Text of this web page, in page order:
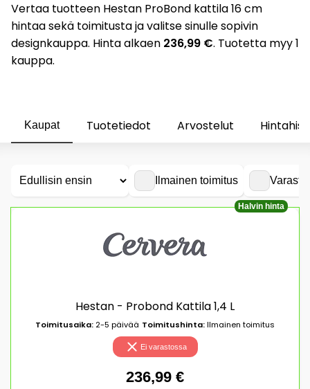
Vertaa tuotteen Hestan ProBond kattila 16 cm
hintaa sekä toimitusta ja valitse sinulle sopivin
designkauppa. Hinta alkaen 236,99 €. Tuotetta myy 1
kauppa.
Kaupat Tuotetiedot Arvostelut
Ilmainen toimitus
Halvin hinta
Hestan - Probond Kattila 1,4 L
Toimitusaika: 2-5 päivää Toimitushinta:Ilmainen toimitus
Ei varastossa
236,99 €